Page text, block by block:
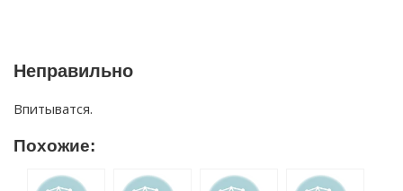
Неправильно
Впитыватся.
Похожие: